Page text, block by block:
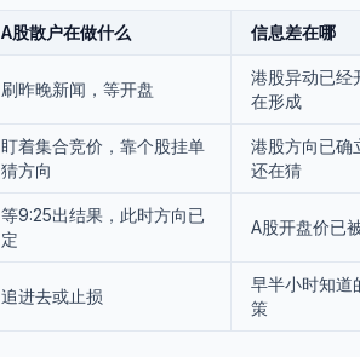
A股散户在做什么 信息差在哪
刷昨晚新闻，等开盘
港股异动已经
在形成
盯着集合竞价，靠个股挂单
猜方向
港股方向已确
还在猜
等9:25出结果，此时方向已
定
A股开盘价已
追进去或止损
早半小时知道
策